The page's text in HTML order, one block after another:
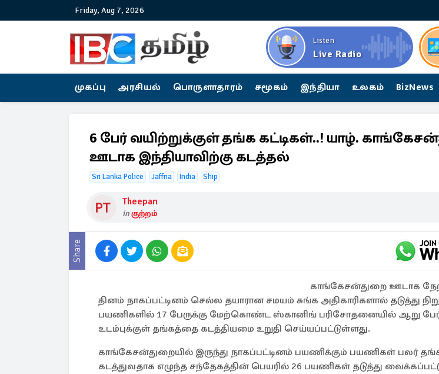
Friday, Aug 7, 2026
Listen
Live Radio
முகப்பு அரசியல் பொருளாதாரம் சமூகம் இந்தியா உலகம் BizNews
6 பேர் வயிற்றுக்குள் தங்க கட்டிகள்..! யாழ்.
ஊடாக இந்தியாவிற்கு கடத்தல்
Sri Lanka Police Jaffna India Ship
Theepan
inகுற்றம்
Share
காங்கேசன்துறை ஊடாக
தினம் நாகப்பட்டினம் செல்ல தயாரான சமயம் சுங்க அதிகாரிகளால் தடுத்து
பயணிகளில் 17 பேருக்கு மேற்கொண்ட ஸ்கானிங் பரிசோதனையில் ஆறு
உடம்புக்குள் தங்கத்தை கடத்தியமை உறுதி செய்யப்பட்டுள்ளது.
காங்கேசன்துறையில் இருந்து நாகப்பட்டினம் பயணிக்கும் பயணிகள் பலர்
கடத்துவதாக எழுந்த சந்தேகத்தின் பெயரில் 26 பயணிகள் தடுத்து